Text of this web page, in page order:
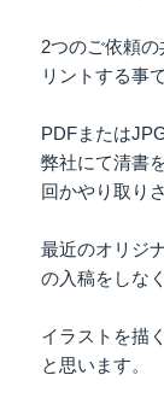
2つのご依頼
リントする事
PDFまたは
弊社にて清書
回かやり取り
最近のオリジ
の入稿をしな
イラストを描
と思います。